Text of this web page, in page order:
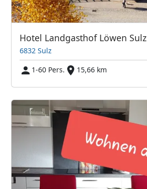
Hotel Landgasthof Löwen Sulz
6832 Sulz
1-60 Pers.
15,66 km